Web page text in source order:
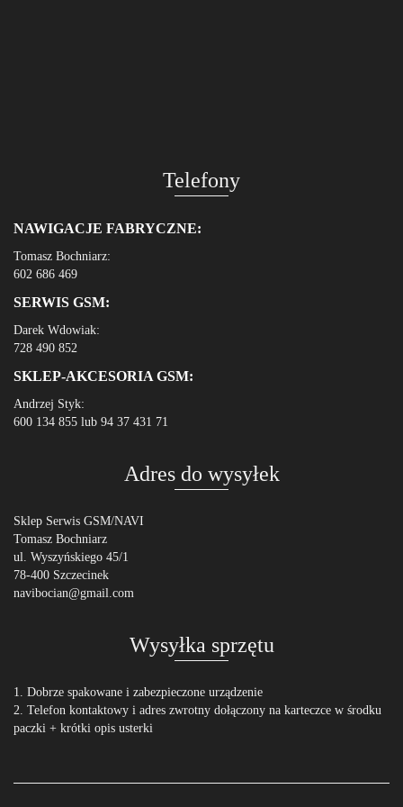
Telefony
NAWIGACJE FABRYCZNE:
Tomasz Bochniarz:
602 686 469
SERWIS GSM:
Darek Wdowiak:
728 490 852
SKLEP-AKCESORIA GSM:
Andrzej Styk:
600 134 855 lub 94 37 431 71
Adres do wysyłek
Sklep Serwis GSM/NAVI
Tomasz Bochniarz
ul. Wyszyńskiego 45/1
78-400 Szczecinek
navibocian@gmail.com
Wysyłka sprzętu
1. Dobrze spakowane i zabezpieczone urządzenie
2. Telefon kontaktowy i adres zwrotny dołączony na karteczce w środku
paczki + krótki opis usterki